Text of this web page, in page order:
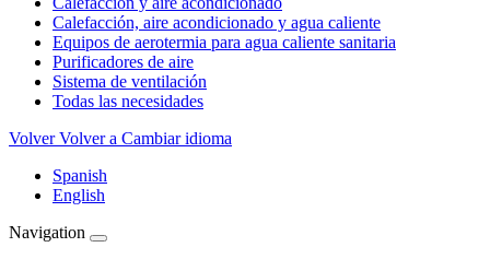
Calefacción, aire acondicionado y agua caliente
Equipos de aerotermia para agua caliente sanitaria
Purificadores de aire
Sistema de ventilación
Todas las necesidades
Volver Volver a Cambiar idioma
Spanish
English
Navigation